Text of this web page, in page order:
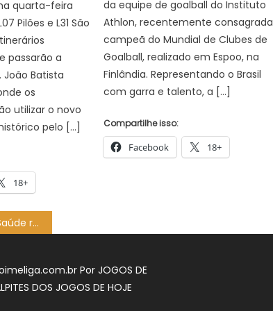
quarta-feira
Pilões e L31 São
passarão a
João Batista
os
utilizar o novo
pelo […]
18+
da equipe de goalball do Instituto
Athlon, recentemente consagrada
campeã do Mundial de Clubes de
Goalball, realizado em Espoo, na
Finlândia. Representando o Brasil
com garra e talento, a […]
Compartilhe isso:
Facebook 18+
Cartilha da Rede Escola
PorJOGOS DE
DOS JOGOS DE HOJE